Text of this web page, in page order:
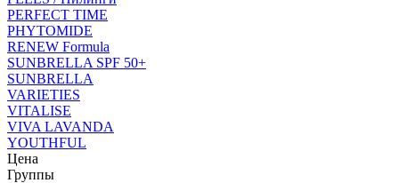
PERFECT TIME
PHYTOMIDE
RENEW Formula
SUNBRELLA SPF 50+
SUNBRELLA
VARIETIES
VITALISE
VIVA LAVANDA
YOUTHFUL
Цена
Группы